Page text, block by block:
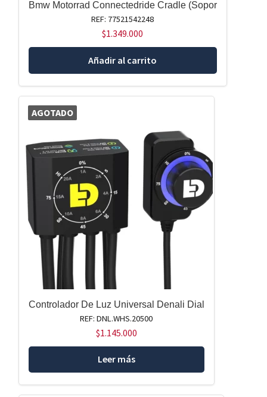
Bmw Motorrad Connectedride Cradle (Sopor
REF: 77521542248
$1.349.000
Añadir al carrito
AGOTADO
Controlador De Luz Universal Denali Dial
REF: DNL.WHS.20500
$1.145.000
Leer más